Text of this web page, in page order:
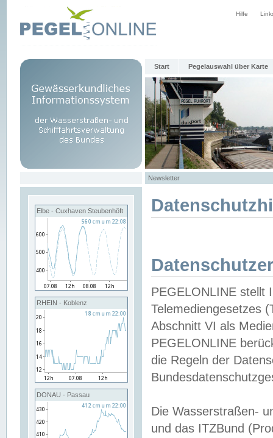
Hilfe
Start Pegelauswahl über Karte
Newsletter
Elbe - Cuxhaven Steubenhöft
RHEIN - Koblenz
DONAU - Passau
PEGELONLINE stellt
Telemediengesetzes
Abschnitt VI als
PEGELONLINE
die Regeln der
Die Wasserstraßen-
und das ITZBund